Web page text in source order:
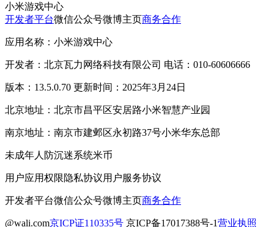
小米游戏中心
开发者平台微信公众号微博主页商务合作
应用名称：小米游戏中心
开发者：北京瓦力网络科技有限公司 电话：010-60606666
版本：13.5.0.70 更新时间：2025年3月24日
北京地址：北京市昌平区安居路小米智慧产业园
南京地址：南京市建邺区永初路37号小米华东总部
未成年人防沉迷系统米币
用户应用权限隐私协议用户服务协议
开发者平台微信公众号微博主页商务合作
@wali.com京ICP证110335号 京ICP备17017388号-1营业执照